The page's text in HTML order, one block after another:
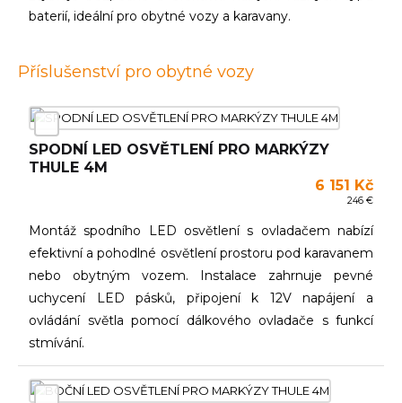
baterií, ideální pro obytné vozy a karavany.
Příslušenství pro obytné vozy
SPODNÍ LED OSVĚTLENÍ PRO MARKÝZY
THULE 4M
6 151 Kč
246 €
Montáž spodního LED osvětlení s ovladačem nabízí
efektivní a pohodlné osvětlení prostoru pod karavanem
nebo obytným vozem. Instalace zahrnuje pevné
uchycení LED pásků, připojení k 12V napájení a
ovládání světla pomocí dálkového ovladače s funkcí
stmívání.